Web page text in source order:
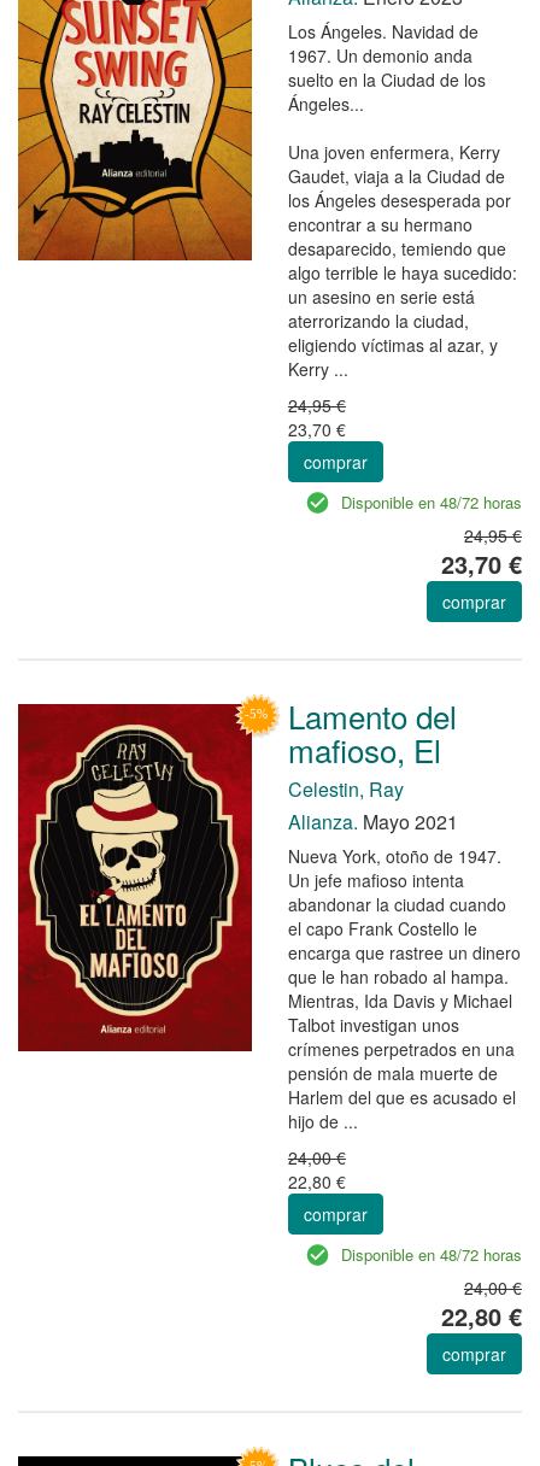
Los Ángeles. Navidad de
1967. Un demonio anda
suelto en la Ciudad de los
Ángeles...
Una joven enfermera, Kerry
Gaudet, viaja a la Ciudad de
los Ángeles desesperada por
encontrar a su hermano
desaparecido, temiendo que
algo terrible le haya sucedido:
un asesino en serie está
aterrorizando la ciudad,
eligiendo víctimas al azar, y
Kerry ...
24,95 €
23,70 €
comprar
Disponible en 48/72 horas
24,95 €
23,70 €
comprar
Lamento del
mafioso, El
Celestin, Ray
Alianza. Mayo 2021
Nueva York, otoño de 1947.
Un jefe mafioso intenta
abandonar la ciudad cuando
el capo Frank Costello le
encarga que rastree un dinero
que le han robado al hampa.
Mientras, Ida Davis y Michael
Talbot investigan unos
crímenes perpetrados en una
pensión de mala muerte de
Harlem del que es acusado el
hijo de ...
24,00 €
22,80 €
comprar
Disponible en 48/72 horas
24,00 €
22,80 €
comprar